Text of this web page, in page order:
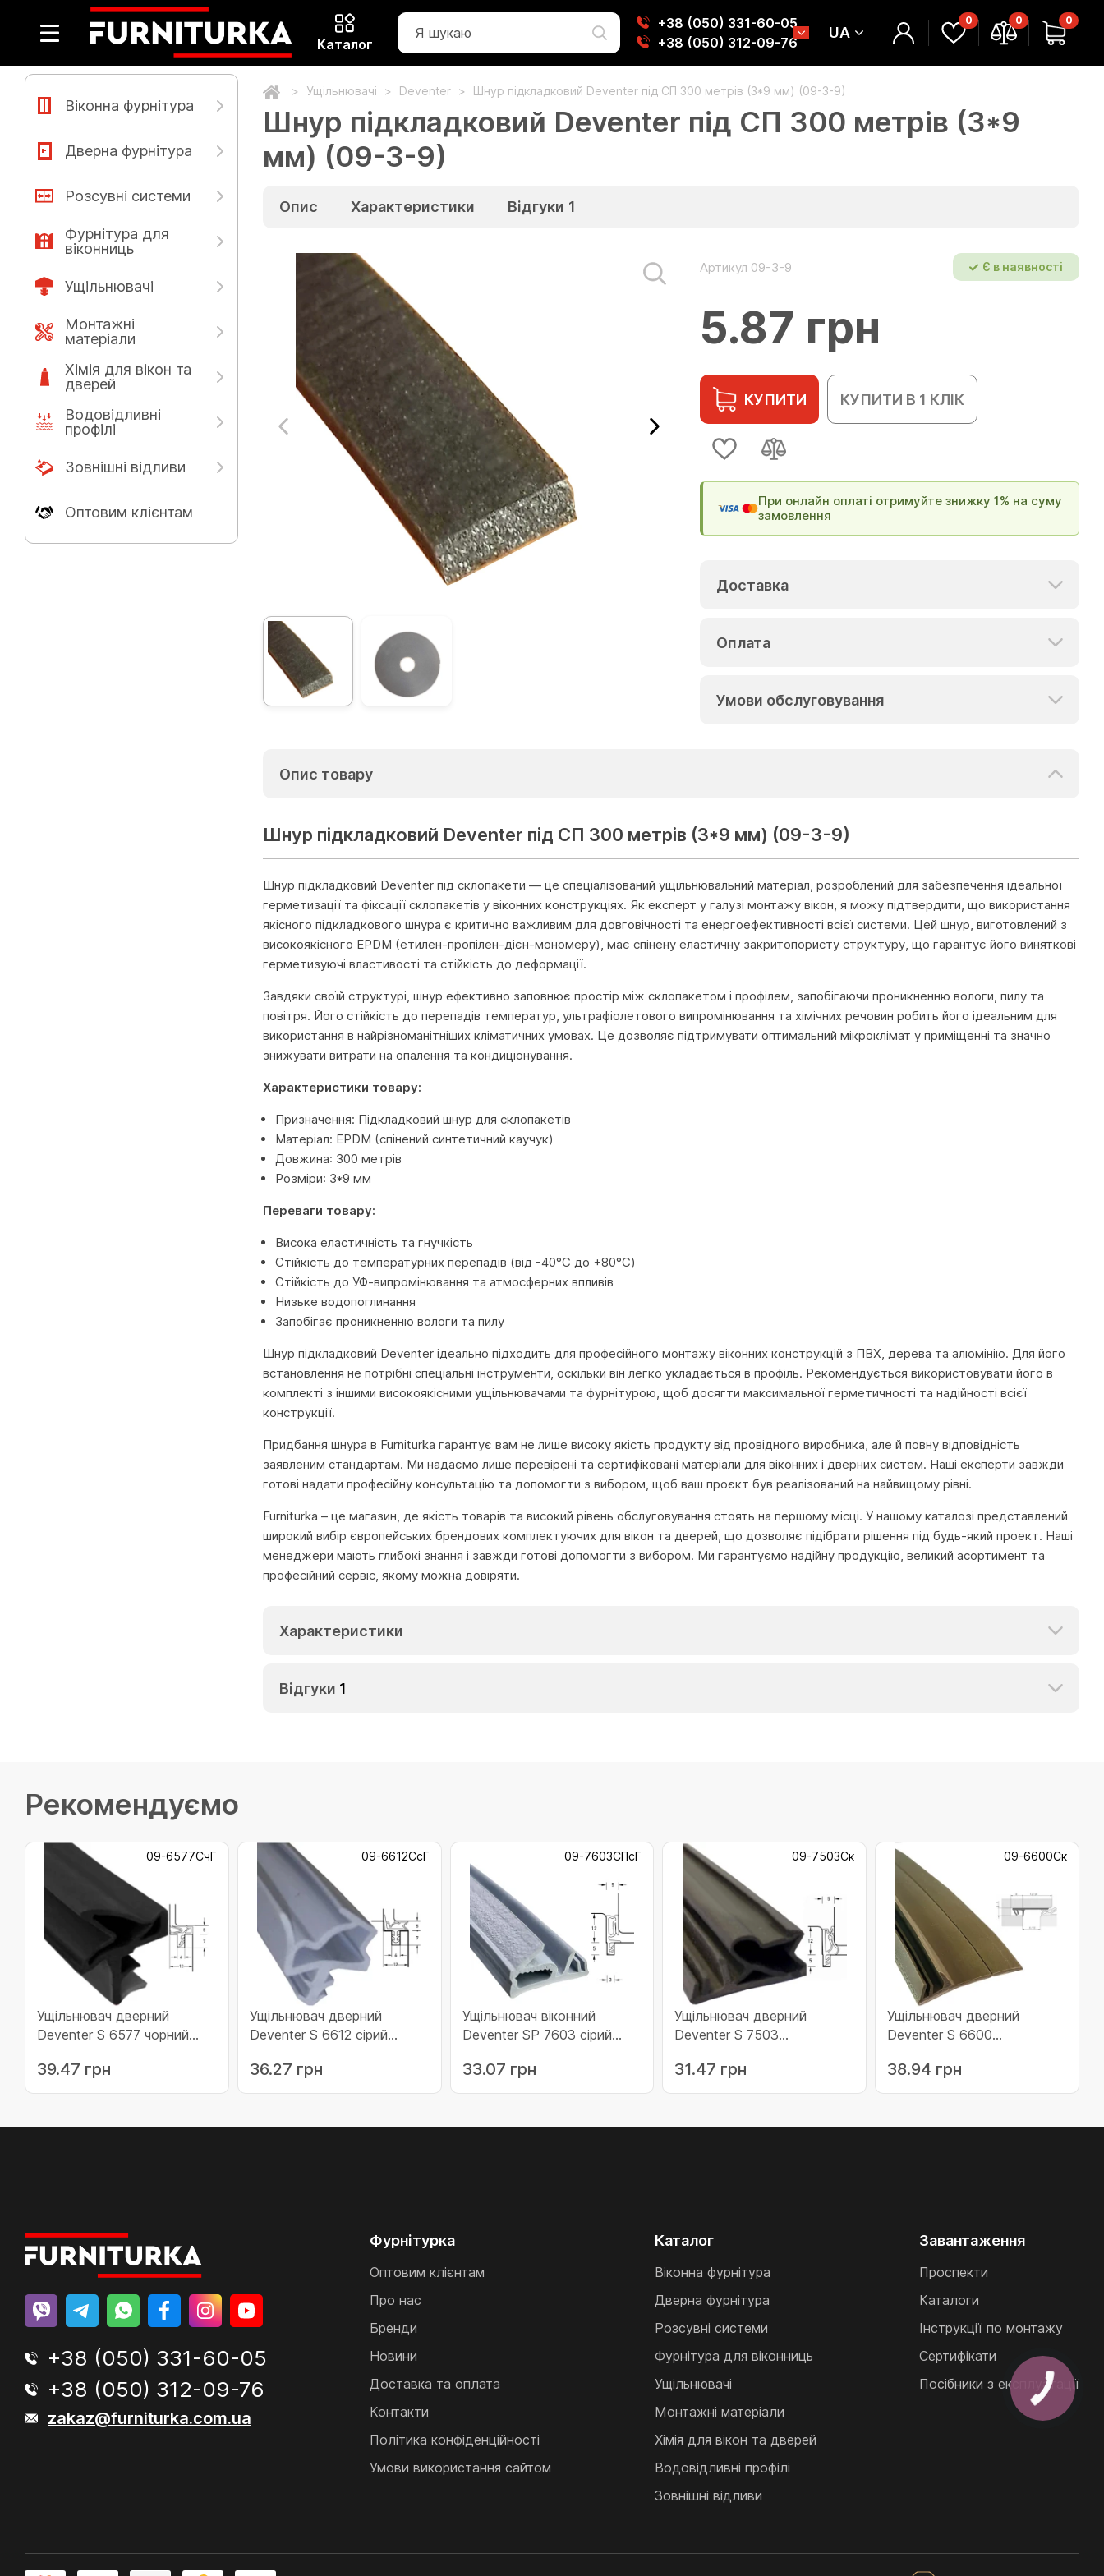
Каталог
+38 (050) 331-60-05
+38 (050) 312-09-76
UA
0 0 0
Віконна фурнітура
Дверна фурнітура
Розсувні системи
Фурнітура для
віконниць
Ущільнювачі
Монтажні
матеріали
Хімія для вікон та
дверей
Водовідливні
профілі
Зовнішні відливи
Оптовим клієнтам
Ущільнювачі Deventer Шнур підкладковий Deventer під СП 300 метрів (3*9 мм) (09-3-9)
Шнур підкладковий Deventer під СП 300 метрів (3*9
мм) (09-3-9)
Опис Характеристики Відгуки 1
Артикул 09-3-9 Є в наявності
5.87 грн
КУПИТИ КУПИТИ В 1 КЛІК
При онлайн оплаті отримуйте знижку 1% на суму
замовлення
Доставка
Оплата
Умови обслуговування
Опис товару
Шнур підкладковий Deventer під СП 300 метрів (3*9 мм) (09-3-9)
Шнур підкладковий Deventer під склопакети — це спеціалізований ущільнювальний матеріал, розроблений для забезпечення ідеальної
герметизації та фіксації склопакетів у віконних конструкціях. Як експерт у галузі монтажу вікон, я можу підтвердити, що використання
якісного підкладкового шнура є критично важливим для довговічності та енергоефективності всієї системи. Цей шнур, виготовлений з
високоякісного EPDM (етилен-пропілен-дієн-мономеру), має спінену еластичну закритопористу структуру, що гарантує його виняткові
герметизуючі властивості та стійкість до деформації.
Завдяки своїй структурі, шнур ефективно заповнює простір між склопакетом і профілем, запобігаючи проникненню вологи, пилу та
повітря. Його стійкість до перепадів температур, ультрафіолетового випромінювання та хімічних речовин робить його ідеальним для
використання в найрізноманітніших кліматичних умовах. Це дозволяє підтримувати оптимальний мікроклімат у приміщенні та значно
знижувати витрати на опалення та кондиціонування.
Характеристики товару:
Призначення: Підкладковий шнур для склопакетів
Матеріал: EPDM (спінений синтетичний каучук)
Довжина: 300 метрів
Розміри: 3*9 мм
Переваги товару:
Висока еластичність та гнучкість
Стійкість до температурних перепадів (від -40°C до +80°C)
Стійкість до УФ-випромінювання та атмосферних впливів
Низьке водопоглинання
Запобігає проникненню вологи та пилу
Шнур підкладковий Deventer ідеально підходить для професійного монтажу віконних конструкцій з ПВХ, дерева та алюмінію. Для його
встановлення не потрібні спеціальні інструменти, оскільки він легко укладається в профіль. Рекомендується використовувати його в
комплекті з іншими високоякісними ущільнювачами та фурнітурою, щоб досягти максимальної герметичності та надійності всієї
конструкції.
Придбання шнура в Furniturka гарантує вам не лише високу якість продукту від провідного виробника, але й повну відповідність
заявленим стандартам. Ми надаємо лише перевірені та сертифіковані матеріали для віконних і дверних систем. Наші експерти завжди
готові надати професійну консультацію та допомогти з вибором, щоб ваш проєкт був реалізований на найвищому рівні.
Furniturka – це магазин, де якість товарів та високий рівень обслуговування стоять на першому місці. У нашому каталозі представлений
широкий вибір європейських брендових комплектуючих для вікон та дверей, що дозволяє підібрати рішення під будь-який проект. Наші
менеджери мають глибокі знання і завжди готові допомогти з вибором. Ми гарантуємо надійну продукцію, великий асортимент та
професійний сервіс, якому можна довіряти.
Характеристики
Відгуки 1
Рекомендуємо
09-6577СчГ
Ущільнювач дверний
Deventer S 6577 чорний
39.47 грн
09-6612СсГ
Ущільнювач дверний
Deventer S 6612 сірий
36.27 грн
09-7603СПсГ
Ущільнювач віконний
Deventer SP 7603 сірий
33.07 грн
09-7503Ск
Ущільнювач дверний
Deventer S 7503
31.47 грн
09-6600Ск
Ущільнювач дверний
Deventer S 6600
6600Ск)
38.94 грн
+38 (050) 331-60-05
+38 (050) 312-09-76
zakaz@furniturka.com.ua
Фурнітурка
Оптовим клієнтам
Про нас
Бренди
Новини
Доставка та оплата
Контакти
Політика конфіденційності
Умови використання сайтом
Каталог
Віконна фурнітура
Дверна фурнітура
Розсувні системи
Фурнітура для віконниць
Ущільнювачі
Монтажні матеріали
Хімія для вікон та дверей
Водовідливні профілі
Зовнішні відливи
Завантаження
Проспекти
Каталоги
Інструкції по монтажу
Сертифікати
Посібники з експлуатації